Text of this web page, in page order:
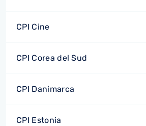
CPI Cine
CPI Corea del Sud
CPI Danimarca
CPI Estonia